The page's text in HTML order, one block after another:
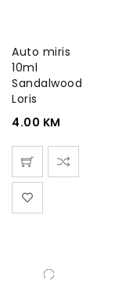
Auto miris
10ml
Sandalwood
Loris
4.00 KM